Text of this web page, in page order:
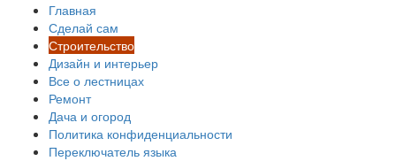
Главная
Сделай сам
Строительство
Дизайн и интерьер
Все о лестницах
Ремонт
Дача и огород
Политика конфиденциальности
Переключатель языка